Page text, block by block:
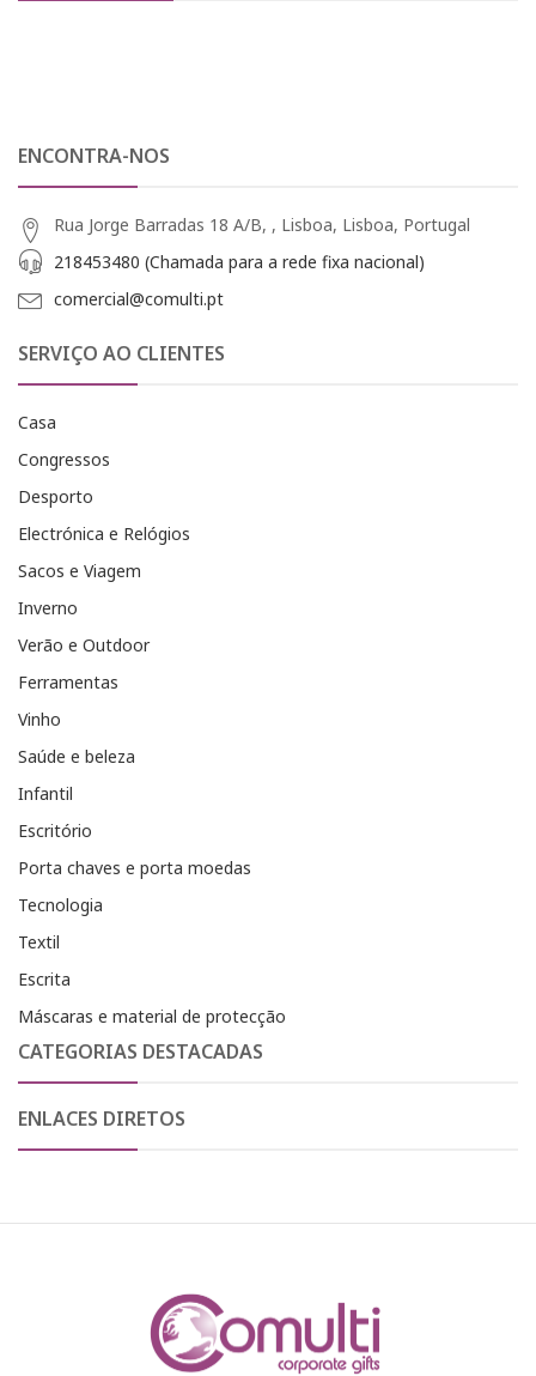
ENCONTRA-NOS
Rua Jorge Barradas 18 A/B, , Lisboa, Lisboa, Portugal
218453480 (Chamada para a rede fixa nacional)
comercial@comulti.pt
SERVIÇO AO CLIENTES
Casa
Congressos
Desporto
Electrónica e Relógios
Sacos e Viagem
Inverno
Verão e Outdoor
Ferramentas
Vinho
Saúde e beleza
Infantil
Escritório
Porta chaves e porta moedas
Tecnologia
Textil
Escrita
Máscaras e material de protecção
CATEGORIAS DESTACADAS
ENLACES DIRETOS